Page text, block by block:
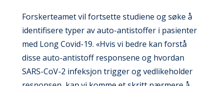
Forskerteamet vil fortsette studiene og søke å
identifisere typer av auto-antistoffer i pasienter
med Long Covid-19. «Hvis vi bedre kan forstå
disse auto-antistoff responsene og hvordan
SARS-CoV-2 infeksjon trigger og vedlikeholder